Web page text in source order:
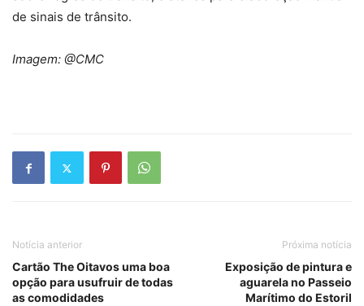
de sinais de trânsito.
Imagem: @CMC
Notícia anterior
Cartão The Oitavos uma boa
opção para usufruir de todas
as comodidades
Próxima notícia
Exposição de pintura e
aguarela no Passeio
Marítimo do Estoril